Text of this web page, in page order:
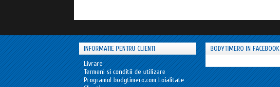
INFORMATIE PENTRU CLIENTI
Livrare
Termeni si conditii de utilizare
Programul bodytimero.com Loialitate
BODYTIMERO IN FACEBOOK